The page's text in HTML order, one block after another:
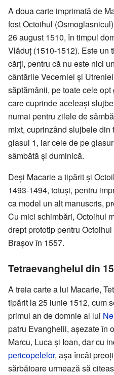
A doua carte imprimată de
fost Octoihul
26 august 1510, în timpul
Vlăduț (1510-1512). Este un
cărți, pentru că nu este nici
cântările Vecerniei și
săptămânii, pe toate cele
care cuprinde aceleași
numai pentru zilele de
mixt, cuprinzând slujbele
glasul 1, iar cele de pe
sâmbătă și duminică.
Deși Macarie a tipărit și
1493-1494, totuși, pentru
ca model un alt manuscris,
Cu mici schimbări, Octoihul
drept prototip pentru
Brașov în 1557.
Tetraevanghelul din
A treia carte a lui Macarie,
tipărit la 25 iunie 1512, cum
primul an de domnie al lui
patru Evanghelii, așezate în
Marcu, Luca și Ioan, dar cu
pericopelelor, așa încât
sărbătoare urmează să